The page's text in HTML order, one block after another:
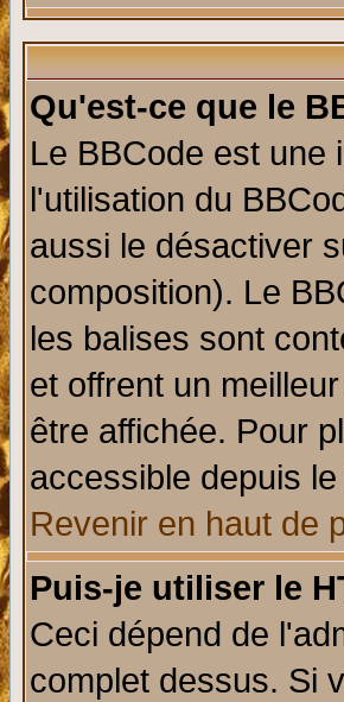
Qu'est-ce que le
Le BBCode est une
l'utilisation du
aussi le désactiver
composition). Le
les balises sont
et offrent un
être affichée. Pour
accessible depuis
Revenir en haut de
Puis-je utiliser le
Ceci dépend de
complet dessus. Si